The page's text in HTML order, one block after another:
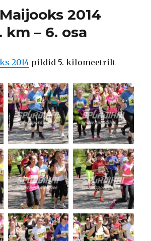
2014
km – 6. osa
2014 pildid 5. kilomeetrilt